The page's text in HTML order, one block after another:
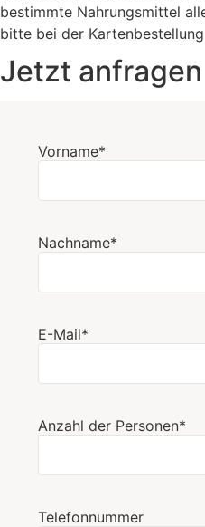
bestimmte Nahrungsmittel
bitte bei der
Jetzt anfragen
Vorname*
Nachname*
E-Mail*
Anzahl der Personen*
Telefonnummer